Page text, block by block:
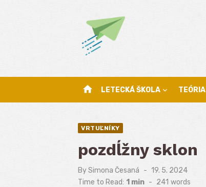
home LETECKÁ ŠKOLA TEÓRIA
VRTUĽNÍKY
pozdĺžny sklon
BySimona Česaná
Posted
on
19. 5. 2024
Time to Read: 1 min - 241 words